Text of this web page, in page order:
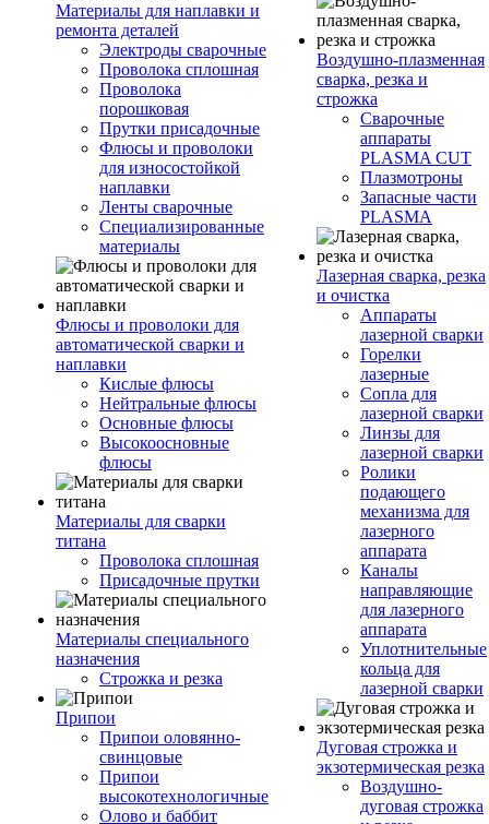
Материалы для наплавки и
ремонта деталей
Электроды сварочные
Проволока сплошная
Проволока
порошковая
Прутки присадочные
Флюсы и проволоки
для износостойкой
наплавки
Ленты сварочные
Специализированные
материалы
Флюсы и проволоки для
автоматической сварки и
наплавки
Кислые флюсы
Нейтральные флюсы
Основные флюсы
Высокоосновные
флюсы
Материалы для сварки
титана
Проволока сплошная
Присадочные прутки
Материалы специального
назначения
Строжка и резка
Припои
Припои оловянно-
свинцовые
Припои
высокотехнологичные
Олово и баббит
Воздушно-плазменная
сварка, резка и
строжка
Сварочные
аппараты
PLASMA CUT
Плазмотроны
Запасные части
PLASMA
Лазерная сварка, резка
и очистка
Аппараты
лазерной сварки
Горелки
лазерные
Сопла для
лазерной сварки
Линзы для
лазерной сварки
Ролики
подающего
механизма для
лазерного
аппарата
Каналы
направляющие
для лазерного
аппарата
Уплотнительные
кольца для
лазерной сварки
Дуговая строжка и
экзотермическая резка
Воздушно-
дуговая строжка